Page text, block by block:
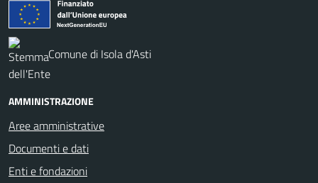
Comune di Isola d'Asti
AMMINISTRAZIONE
Aree amministrative
Documenti e dati
Enti e fondazioni